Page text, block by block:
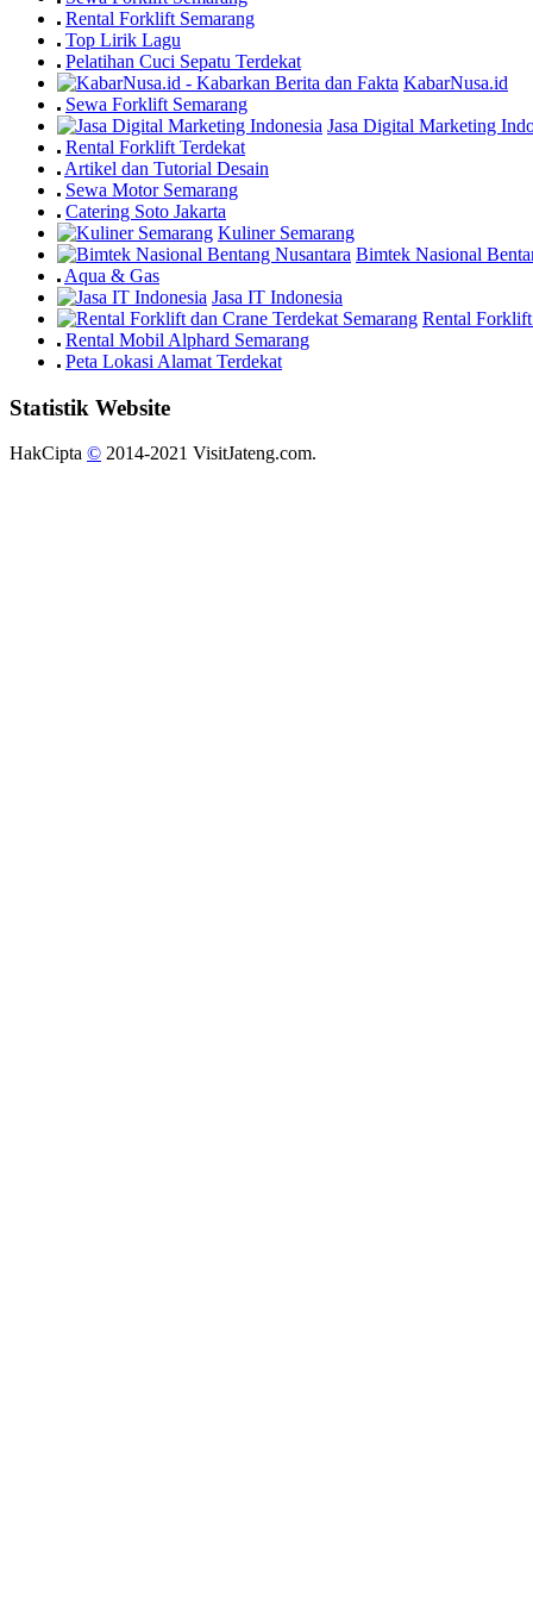
Rental Forklift Semarang
Top Lirik Lagu
Pelatihan Cuci Sepatu Terdekat
KabarNusa.id
Sewa Forklift Semarang
Jasa Digital Marketing
Rental Forklift Terdekat
Artikel dan Tutorial Desain
Sewa Motor Semarang
Catering Soto Jakarta
Kuliner Semarang
Bimtek Nasional
Aqua & Gas
Jasa IT Indonesia
Rental Forklift
Rental Mobil Alphard Semarang
Peta Lokasi Alamat Terdekat
Statistik Website
HakCipta © 2014-2021 VisitJateng.com.